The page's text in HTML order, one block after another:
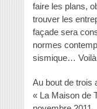
faire les plans,
trouver les
façade sera
normes
sismique…
Au bout de trois
« La Maison de